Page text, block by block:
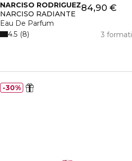
NARCISO RODRIGUEZ
NARCISO RADIANTE
Eau De Parfum
84,90 €
3 formati
4.5 8
30%